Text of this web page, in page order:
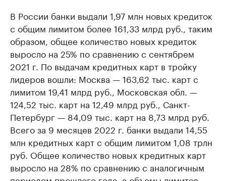
В России банки выдали 1,97 млн новых кредиток
с общим лимитом более 161,33 млрд руб., таким
образом, общее количество новых кредиток
выросло на 25% по сравнению с сентябрем
2021 г. По выдачам кредитных карт в тройку
лидеров вошли: Москва — 163,62 тыс. карт с
лимитом 19,41 млрд руб., Московская обл. —
124,52 тыс. карт на 12,49 млрд руб., Санкт-
Петербург — 84,09 тыс. карт на 8,73 млрд руб.
Всего за 9 месяцев 2022 г. банки выдали 14,55
млн кредитных карт с общим лимитом 1,08 трлн
руб. Общее количество новых кредитных карт
выросло на 28% по сравнению с аналогичным